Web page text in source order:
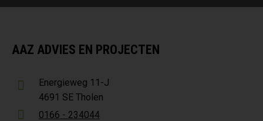
AAZ ADVIES EN PROJECTEN
Energieweg 11-J
4691 SE Tholen
0166 - 234044